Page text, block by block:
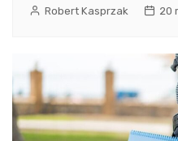
Robert Kasprzak 20